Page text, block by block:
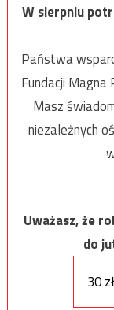
W sierpniu
Państwa
Fundacji Magna
Masz
niezależnych
Uważasz, że
do
30 zł